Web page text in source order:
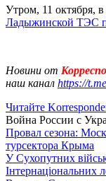
Утром, 11 октября, в
Ладыжинской ТЭС
Новини от
наш канал https://
Читайте
Война России с
Провал сезона:
турсектора Крыма
У Сухопутних
Інтернаціональних